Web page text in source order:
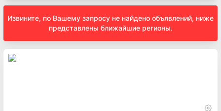
Извините, по Вашему запросу не найдено объявлений, ниже
представлены ближайшие регионы.